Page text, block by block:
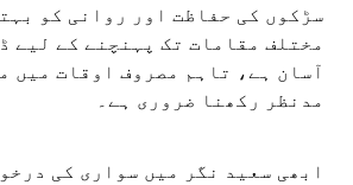
سڑکوں کی حفاظت اور روانی کو
مختلف مقامات تک پہنچنے کے لیے
آسان ہے، تاہم مصروف اوقات میں
مدنظر رکھنا ضروری ہے۔
ابھی سعید نگر میں سواری کی